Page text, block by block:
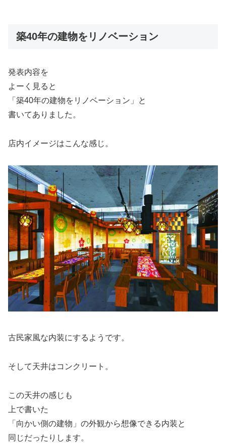
築40年の建物をリノベーション
発表内容を
よーく見ると
「築40年の建物をリノベーション」と
書いてありました。
店内イメージはこんな感じ。
古民家風な内装にするようです。
そして天井はコンクリート。
この天井の感じも
上で書いた
「向かい側の建物」の外観から想像できる内装と
同じだったりします。